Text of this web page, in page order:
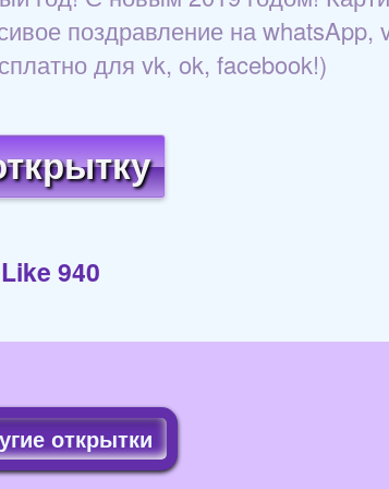
поздравление на whatsApp,
для vk, ok, facebook!)
Like 940
открытки